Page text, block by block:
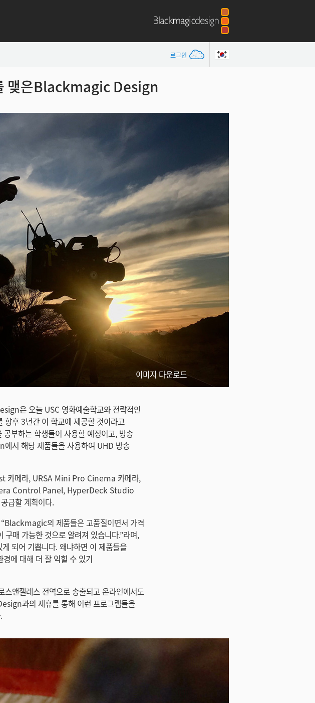
로그인
맺은Blackmagic Design
이미지 다운로드
은 오늘 USC 영화예술학교와 전략적인
후 3년간 이 학교에 제공할 것이라고
부하는 학생들이 사용할 예정이고, 방송
서 해당 제품들을 사용하여 UHD 방송
카메라, URSA Mini Pro Cinema 카메라,
Control Panel, HyperDeck Studio
급할 계획이다.
의 제품들은 고품질이면서 가격
매 가능한 것으로 알려져 있습니다.”라며,
되어 기쁩니다. 왜냐하면 이 제품들을
에 대해 더 잘 익힐 수 있기
앤젤레스 전역으로 송출되고 온라인에서도
과의 제휴를 통해 이런 프로그램들을